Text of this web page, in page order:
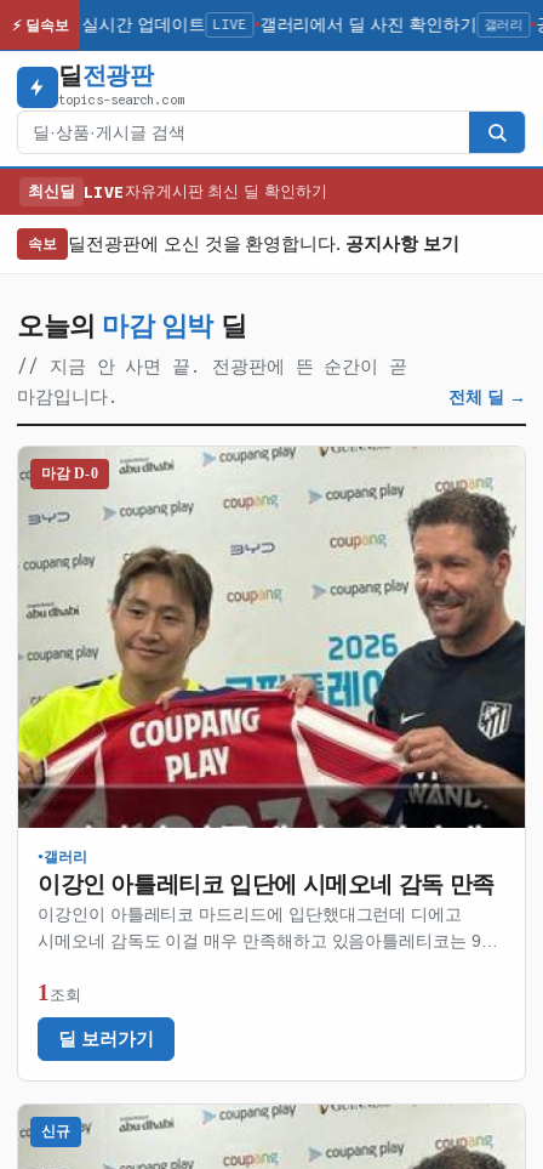
⚡ 딜속보
기 딜 실시간 업데이트 LIVE ●갤러리에서 딜 사진 확인하기 갤러리 ●공
딜 전광판
topics-search.com
검색
최신딜 LIVE 자유게시판 최신 딜 확인하기
속보 딜전광판에 오신 것을 환영합니다. 공지사항 보기
오늘의 마감 임박딜
// 지금 안 사면 끝. 전광판에 뜬 순간이 곧
마감입니다.
전체 딜 →
마감 D-0
● 갤러리
이강인 아틀레티코 입단에 시메오네 감독 만족
이강인이 아틀레티코 마드리드에 입단했대그런데 디에고
시메오네 감독도 이걸 매우 만족해하고 있음아틀레티코는 9일
하려던 건가 봄원래 이강인은 스페인 프리메라리가에서 뛰고
있는 선수인데이번에 아틀레티코로 이적한 거임…
1 조회
딜 보러가기
신규